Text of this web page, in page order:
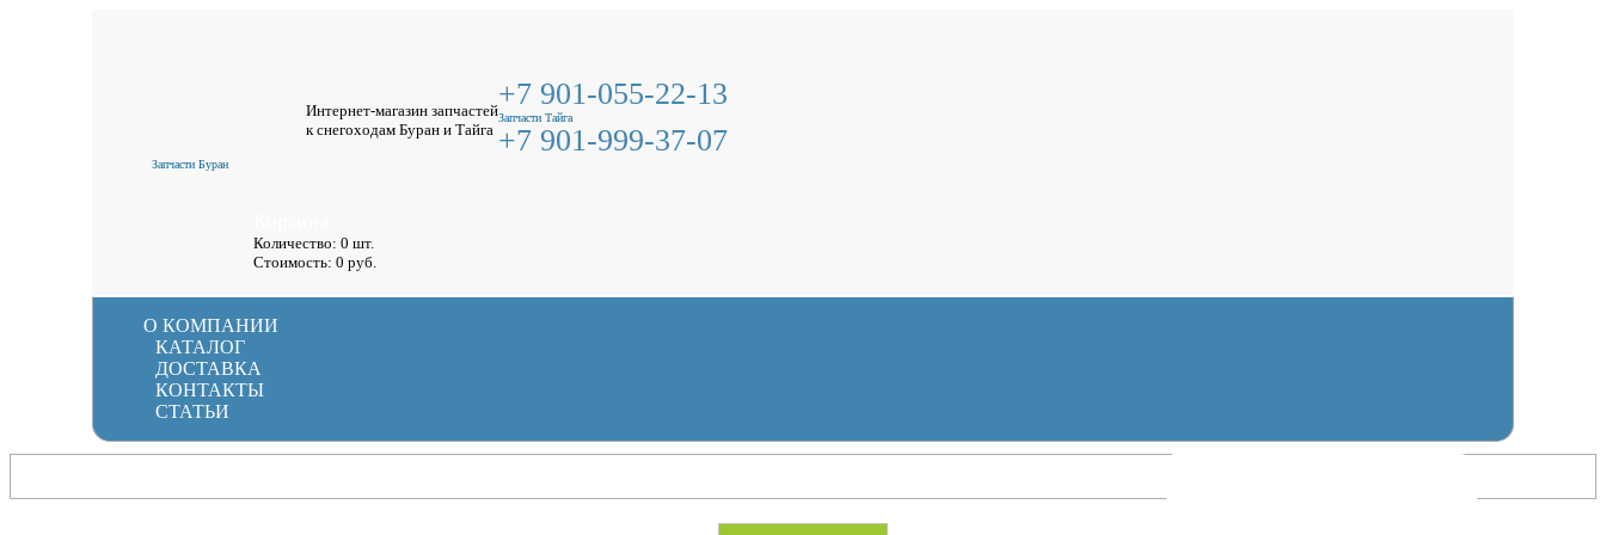
Интернет-магазин запчастей
к снегоходам Буран и Тайга
+7 901-055-22-13
Запчасти Тайга
+7 901-999-37-07
Запчасти Буран
Количество: 0 шт.
Стоимость: 0 руб.
О КОМПАНИИ
КАТАЛОГ
ДОСТАВКА
КОНТАКТЫ
СТАТЬИ